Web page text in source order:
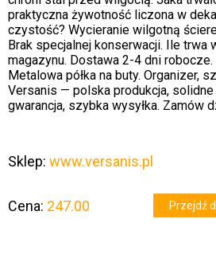
praktyczna żywotność liczona w
czystość? Wycieranie wilgotną
Brak specjalnej konserwacji. Ile trwa
magazynu. Dostawa 2-4 dni
Metalowa półka na buty. Organizer,
Versanis — polska produkcja, solidne
gwarancja, szybka wysyłka. Zamów
Sklep: www.versanis.pl
Cena: 247.00 Przejdź